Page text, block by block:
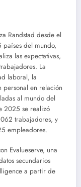
Randstad desde el
países del mundo,
las expectativas,
La
laboral, la
personal en relación
al mundo del
2025 se realizó
trabajadores, y
empleadores.
Evalueserve, una
secundarios
a partir de